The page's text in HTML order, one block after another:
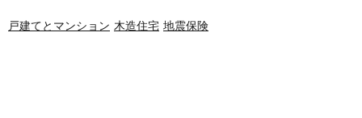
戸建てとマンション 木造住宅 地震保険